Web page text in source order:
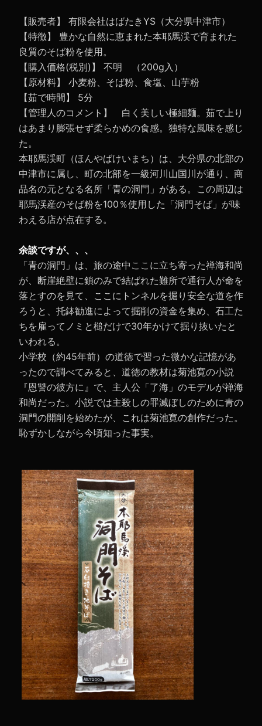
【販売者】 有限会社はばたきYS（大分県中津市）
【特徴】 豊かな自然に恵まれた本耶馬渓で育まれた
良質のそば粉を使用。
【購入価格(税別)】 不明 （200g入）
【原材料】 小麦粉、そば粉、食塩、山芋粉
【茹で時間】 5分
【管理人のコメント】 白く美しい極細麺。茹で上り
はあまり膨張せず柔らかめの食感。独特な風味を感じ
た。
本耶馬渓町（ほんやばけいまち）は、大分県の北部の
中津市に属し、町の北部を一級河川山国川が通り、商
品名の元となる名所「青の洞門」がある。この周辺は
耶馬渓産のそば粉を100％使用した「洞門そば」が味
わえる店が点在する。
余談ですが、、、
「青の洞門」は、旅の途中ここに立ち寄った禅海和尚
が、断崖絶壁に鎖のみで結ばれた難所で通行人が命を
落とすのを見て、ここにトンネルを掘り安全な道を作
ろうと、托鉢勧進によって掘削の資金を集め、石工た
ちを雇ってノミと槌だけで30年かけて掘り抜いたと
いわれる。
小学校（約45年前）の道徳で習った微かな記憶があ
ったので調べてみると、道徳の教材は菊池寛の小説
『恩讐の彼方に』で、主人公「了海」のモデルが禅海
和尚だった。小説では主殺しの罪滅ぼしのために青の
洞門の開削を始めたが、これは菊池寛の創作だった。
恥ずかしながら今頃知った事実。